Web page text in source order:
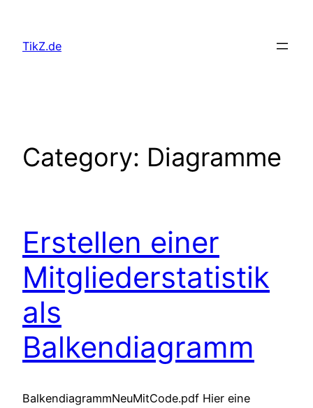
content
TikZ.de
Category: Diagramme
Erstellen einer
Mitgliederstatistik
als
Balkendiagramm
BalkendiagrammNeuMitCode.pdf Hier eine